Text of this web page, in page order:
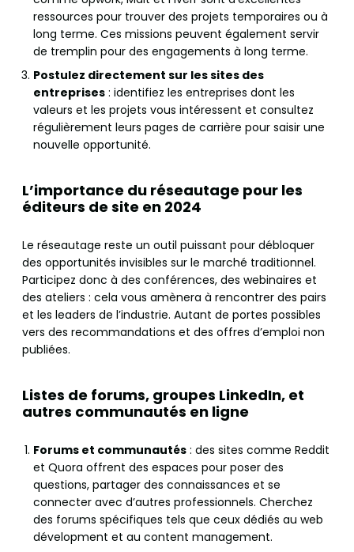
ressources pour trouver des projets temporaires ou à
long terme. Ces missions peuvent également servir
de tremplin pour des engagements à long terme.
Postulez directement sur les sites des
entreprises : identifiez les entreprises dont les
valeurs et les projets vous intéressent et consultez
régulièrement leurs pages de carrière pour saisir une
nouvelle opportunité.
L’importance du réseautage pour les
éditeurs de site en 2024
Le réseautage reste un outil puissant pour débloquer
des opportunités invisibles sur le marché traditionnel.
Participez donc à des conférences, des webinaires et
des ateliers : cela vous amènera à rencontrer des pairs
et les leaders de l’industrie. Autant de portes possibles
vers des recommandations et des offres d’emploi non
publiées.
Listes de forums, groupes LinkedIn, et
autres communautés en ligne
Forums et communautés : des sites comme Reddit
et Quora offrent des espaces pour poser des
questions, partager des connaissances et se
connecter avec d’autres professionnels. Cherchez
des forums spécifiques tels que ceux dédiés au web
dévelopment et au content management.